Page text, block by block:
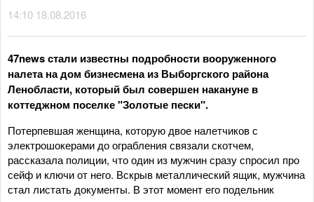
14:10 18.08.2016
47news стали известны подробности вооруженного
налета на дом бизнесмена из Выборгского района
Ленобласти, который был совершен накануне в
коттеджном поселке "Золотые пески".
Потерпевшая женщина, которую двое налетчиков с
электрошокерами до ограбления связали скотчем,
рассказала полиции, что один из мужчин сразу спросил про
сейф и ключи от него. Вскрыв металлический ящик, мужчина
стал листать документы. В этот момент его подельник